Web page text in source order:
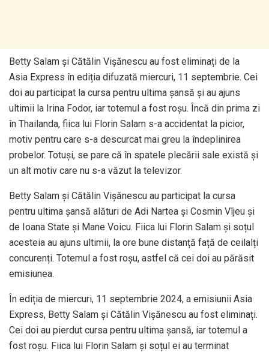
Betty Salam și Cătălin Vișănescu au fost eliminați de la
Asia Express în ediția difuzată miercuri, 11 septembrie. Cei
doi au participat la cursa pentru ultima șansă și au ajuns
ultimii la Irina Fodor, iar totemul a fost roșu. Încă din prima zi
în Thailanda, fiica lui Florin Salam s-a accidentat la picior,
motiv pentru care s-a descurcat mai greu la îndeplinirea
probelor. Totuși, se pare că în spatele plecării sale există și
un alt motiv care nu s-a văzut la televizor.
Betty Salam și Cătălin Vișănescu au participat la cursa
pentru ultima șansă alături de Adi Nartea și Cosmin Vîjeu și
de Ioana State și Mane Voicu. Fiica lui Florin Salam și soțul
acesteia au ajuns ultimii, la ore bune distanță față de ceilalți
concurenți. Totemul a fost roșu, astfel că cei doi au părăsit
emisiunea.
În ediția de miercuri, 11 septembrie 2024, a emisiunii Asia
Express, Betty Salam și Cătălin Vișănescu au fost eliminați.
Cei doi au pierdut cursa pentru ultima șansă, iar totemul a
fost roșu. Fiica lui Florin Salam și soțul ei au terminat